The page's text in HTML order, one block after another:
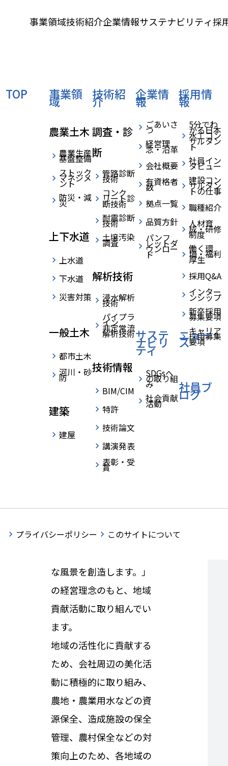
事業領域技術紹介企業情報サステナビリティ採
TOP 事業領
域
農業土木
農業生産
基盤整備
ストック
マネジメ
ント
防災・減
災
上下水道
上水道
下水道
災害対策
一般土木
都市土木
河川・砂
防
建築
建屋
技術紹
介
調査・診
断
管路診断
技術
コンク
リート診
断技術
耐震診断
技術
土壌汚染
調査
解析技術
浸水解析
技術
パイプラ
イン
非定常流
解析技術
技術情報
BIM/CIM
特許
技術論文
講演発表
表彰・受
賞
企業情
報
ごあいさ
つ
経営理
念・沿革
会社概要
有資格者
数
拠点一覧
品質方針
パンフ
レットダ
ウンロー
ド
サステ
ナビリ
ティ
SDGsへ
の取り組
み
社会貢献
活動
採用情
報
5分でわ
かる日本
水工コン
サルタン
ト
社員イン
タビュー
建設コン
サルタン
トの仕事
職種紹介
人材育
成・研修
制度
働く環
境・福利
厚生
採用Q&A
インター
ンシップ
新卒採用
募集要項
キャリア
採用募集
要項
ニュー
ス
社員ブ
ログ
プライバシーポリシー このサイトについて
SUSTAINABILITY
サステナビリティ
社会貢献活動
サステナビリティ›社会貢献活動
社会貢献活動へ
の取り組みにつ
は、「自然との調和に配
な風景を創造します。」
の経営理念のもと、地域
貢献活動に取り組んでい
ます。
地域の活性化に貢献する
ため、会社周辺の美化活
動に積極的に取り組み、
農地・農業用水などの資
源保全、造成施設の保全
管理、農村保全などの対
策向上のため、各地域の